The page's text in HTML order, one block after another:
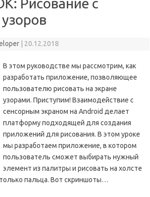
Рисование с
20.12.2018
В этом руководстве мы рассмотрим, как
разработать приложение, позволяющее
пользователю рисовать на экране
узорами. Приступим! Взаимодействие с
сенсорным экраном на Android делает
платформу подходящей для создания
приложений для рисования. В этом уроке
мы разработаем приложение, в котором
пользователь сможет выбирать нужный
элемент из палитры и рисовать на холсте
пальца. Вот скриншоты…